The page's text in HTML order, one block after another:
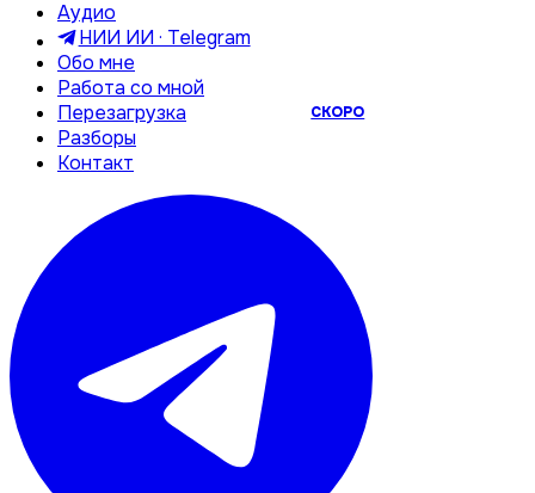
Аудио
НИИ ИИ · Telegram
Обо мне
Работа со мной
Перезагрузка
СКОРО
Разборы
Контакт